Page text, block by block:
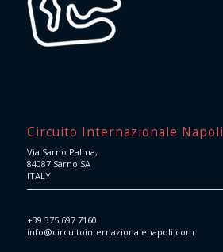
Circuito Internazionale Napoli
Via Sarno Palma,
84087 Sarno SA
ITALY
+39 375 697 7160
info@circuitointernazionalenapoli.com